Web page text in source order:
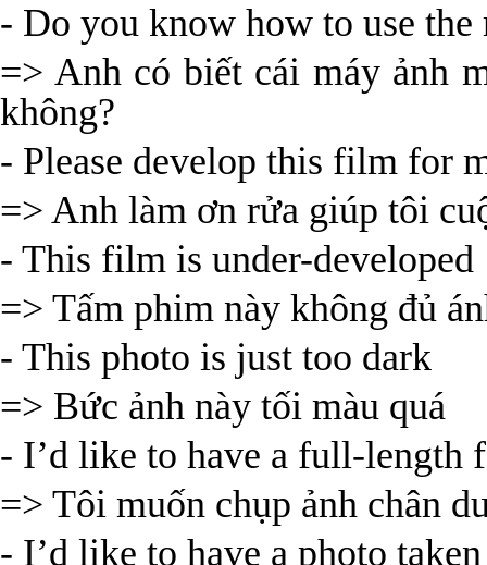
- Do you know how to use the
=> Anh có biết cái máy ảnh
không?
- Please develop this film for
=> Anh làm ơn rửa giúp tôi
- This film is under-developed
=> Tấm phim này không đủ
- This photo is just too dark
=> Bức ảnh này tối màu quá
- I’d like to have a full-length
=> Tôi muốn chụp ảnh chân
- I’d like to have a photo